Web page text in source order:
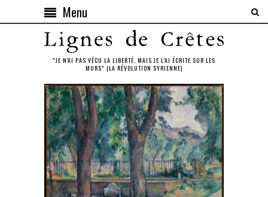
Menu
"JE N'AI PAS VÉCU LA LIBERTÉ, MAIS JE L'AI ÉCRITE SUR LES
MURS" (LA RÉVOLUTION SYRIENNE)